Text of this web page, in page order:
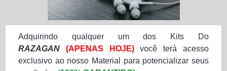
Adquirindo qualquer um dos Kits Do
RAZAGAN (APENAS HOJE)você terá acesso
exclusivo ao nosso Material para potencializar seus